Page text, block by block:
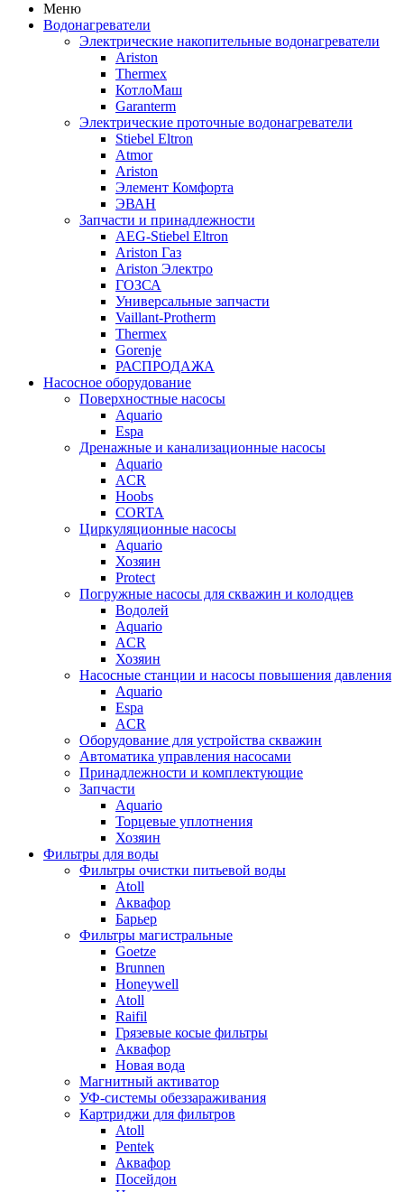
Меню
Водонагреватели
Электрические накопительные водонагреватели
Ariston
Thermex
КотлоМаш
Garanterm
Электрические проточные водонагреватели
Stiebel Eltron
Atmor
Ariston
Элемент Комфорта
ЭВАН
Запчасти и принадлежности
AEG-Stiebel Eltron
Ariston Газ
Ariston Электро
ГОЗСА
Универсальные запчасти
Vaillant-Protherm
Thermex
Gorenje
РАСПРОДАЖА
Насосное оборудование
Поверхностные насосы
Aquario
Espa
Дренажные и канализационные насосы
Aquario
ACR
Hoobs
CORTA
Циркуляционные насосы
Aquario
Хозяин
Protect
Погружные насосы для скважин и колодцев
Водолей
Aquario
ACR
Хозяин
Насосные станции и насосы повышения давления
Aquario
Espa
ACR
Оборудование для устройства скважин
Автоматика управления насосами
Принадлежности и комплектующие
Запчасти
Aquario
Торцевые уплотнения
Хозяин
Фильтры для воды
Фильтры очистки питьевой воды
Atoll
Аквафор
Барьер
Фильтры магистральные
Goetze
Brunnen
Honeywell
Atoll
Raifil
Грязевые косые фильтры
Аквафор
Новая вода
Магнитный активатор
УФ-системы обеззараживания
Картриджи для фильтров
Atoll
Pentek
Аквафор
Посейдон